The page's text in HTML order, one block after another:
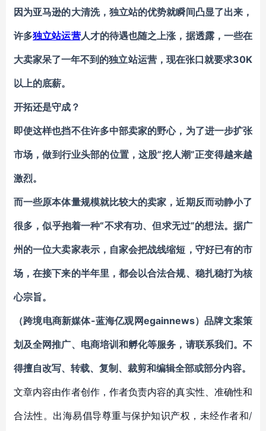
因为亚马逊的大清洗，独立站的优势就瞬间凸显了出来，
许多独立站运营人才的待遇也随之上涨，据透露，一些在
大卖家呆了一年不到的独立站运营，现在张口就要求30K
以上的底薪。
开拓还是守成？
即使这样也挡不住许多中部卖家的野心，为了进一步扩张
市场，做到行业头部的位置，这股”挖人潮”正变得越来越
激烈。
而一些原本体量规模就比较大的卖家，近期反而动静小了
很多，似乎抱着一种“不求有功、但求无过”的想法。据广
州的一位大卖家表示，自家会把战线缩短，守好已有的市
场，在接下来的半年里，都会以合法合规、稳扎稳打为核
心宗旨。
（跨境电商新媒体-蓝海亿观网egainnews）品牌文案策
划及全网推广、电商培训和孵化等服务 ，请联系我们。不
得擅自改写、转载、复制、裁剪和编辑全部或部分内容。
文章内容由作者创作，作者负责内容的真实性、准确性和
合法性。出海易倡导尊重与保护知识产权，未经作者和/